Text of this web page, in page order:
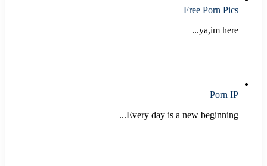
Free Porn Pics
ya,im here...
Porn IP
Every day is a new beginning...